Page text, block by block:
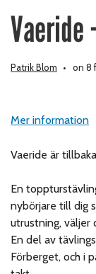
Patrik Blom on 8
Mer information
Vaeride är
En
nybörjare till dig
utrustning, väljer
En del av
Förberget, och i